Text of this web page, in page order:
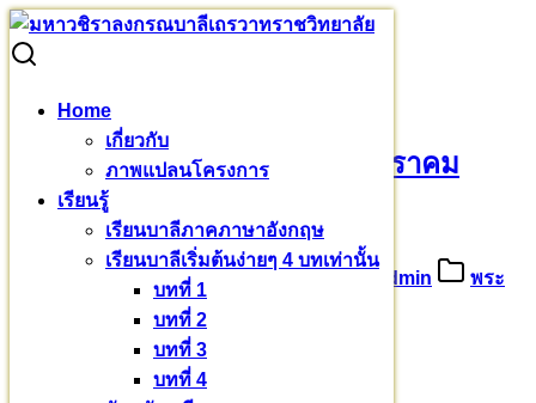
Skip
to
Home
เกี่ยวกับ
ภาพแปลนโครงการ
เรียนรู้
เรียนบาลีภาคภาษาอังกฤษ
เรียนบาลีเริ่มต้นง่ายๆ 4 บทเท่านั้น
บทที่ 1
บทที่ 2
บทที่ 3
บทที่ 4
Search
วันสำคัญที่สุดอีกวันหนึ่ง ๒๖ มกราคม ๒๕๖๖
วันสำคัญที่สุดอีกวันหนึ่ง ๒๖ มกราคม
๒๕๖๖
26 มกราคม 256628 มกราคม 2023 admin
พระ
๒๖ มกราคม ๒๕๖๖